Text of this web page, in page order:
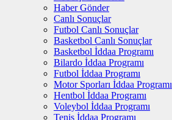
Haber Gönder
Canlı Sonuçlar
Futbol Canlı Sonuçlar
Basketbol Canlı Sonuçlar
Basketbol İddaa Programı
Bilardo İddaa Programı
Futbol İddaa Programı
Motor Sporları İddaa Programı
Hentbol İddaa Programı
Voleybol İddaa Programı
Tenis İddaa Programı